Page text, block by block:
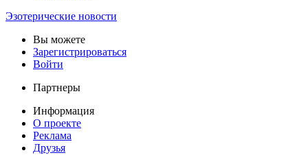
Эзотерические новости
Вы можете
Зарегистрироваться
Войти
Партнеры
Информация
О проекте
Реклама
Друзья